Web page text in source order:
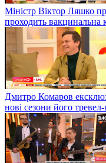
Міністр Віктор Ляшко
проходить вакцинальна
Дмитро Комаров
нові сезони його